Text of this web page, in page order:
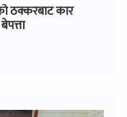
ठक्करबाट कार